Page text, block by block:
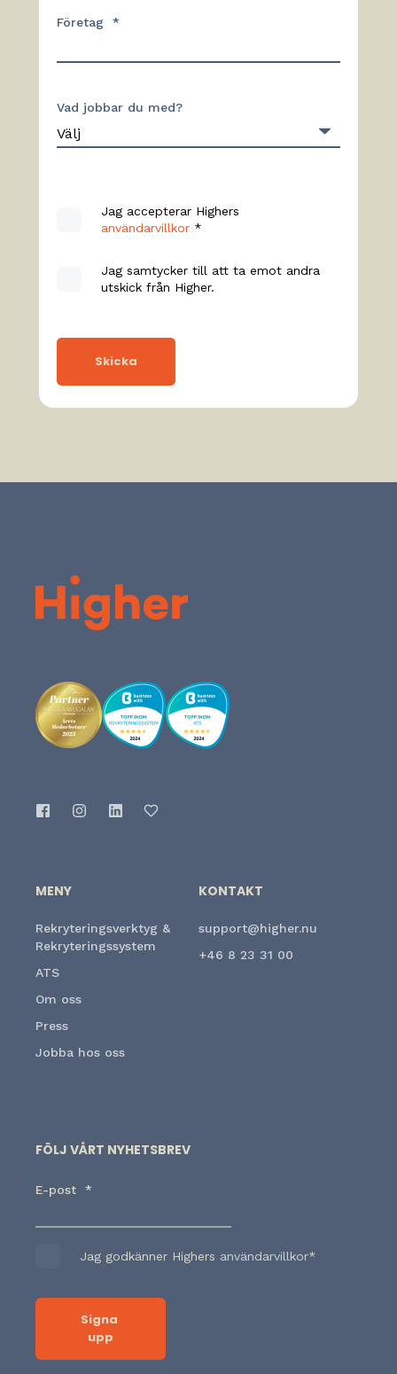
Företag *
Vad jobbar du med?
Jag accepterar Highers
användarvillkor *
Jag samtycker till att ta emot andra
utskick från Higher.
MENY
Rekryteringsverktyg &
Rekryteringssystem
ATS
Om oss
Press
Jobba hos oss
KONTAKT
support@higher.nu
+46 8 23 31 00
FÖLJ VÅRT NYHETSBREV
E-post *
Jag godkänner Highers användarvillkor*